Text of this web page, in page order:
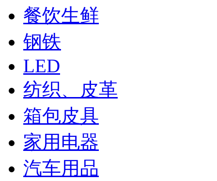
餐饮生鲜
钢铁
LED
纺织、皮革
箱包皮具
家用电器
汽车用品